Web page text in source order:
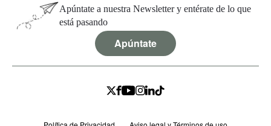
Apúntate a nuestra Newsletter y entérate de lo que
está pasando
Apúntate